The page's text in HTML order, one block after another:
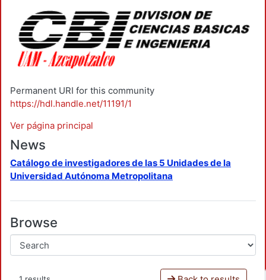
Permanent URI for this community
https://hdl.handle.net/11191/1
Ver página principal
News
Catálogo de investigadores de las 5 Unidades de la
Universidad Autónoma Metropolitana
Browse